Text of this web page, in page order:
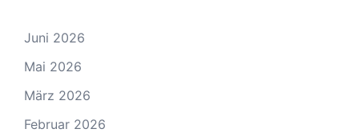
Juni 2026
Mai 2026
März 2026
Februar 2026